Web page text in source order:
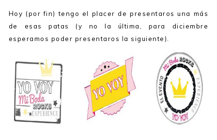
Hoy (por fin) tengo el placer de presentaros una más
de esas patas (y no la última, para diciembre
esperamos poder presentaros la siguiente).